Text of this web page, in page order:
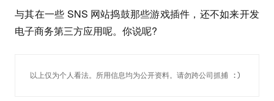
与其在一些 SNS 网站捣鼓那些游戏插件，还不如来开发
电子商务第三方应用呢。你说呢?
以上仅为个人看法。所用信息均为公开资料。请勿跨公司抓捕 :)